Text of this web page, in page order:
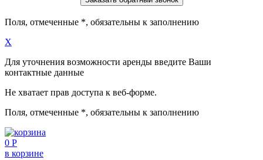
Поля, отмеченные *, обязательны к заполнению
X
Для уточнения возможности аренды введите Ваши
контактные данные
Не хватает прав доступа к веб-форме.
Поля, отмеченные *, обязательны к заполнению
0 Р
в корзине